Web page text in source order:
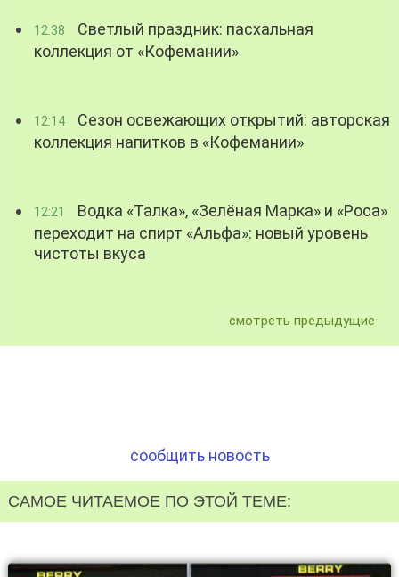
12:38
Светлый праздник: пасхальная
коллекция от «Кофемании»
12:14
Сезон освежающих открытий: авторская
коллекция напитков в «Кофемании»
12:21
Водка «Талка», «Зелёная Марка» и «Роса»
переходит на спирт «Альфа»: новый уровень
чистоты вкуса
смотреть предыдущие
сообщить новость
САМОЕ ЧИТАЕМОЕ ПО ЭТОЙ ТЕМЕ: